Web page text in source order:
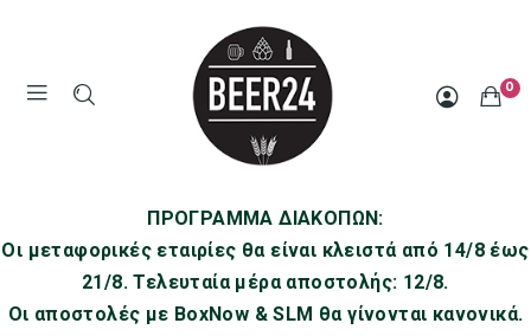
0
ΠΡΟΓΡΑΜΜΑ ΔΙΑΚΟΠΩΝ:
Οι μεταφορικές εταιρίες θα είναι κλειστά από 14/8 έως
21/8. Τελευταία μέρα αποστολής: 12/8.
Οι αποστολές με BoxNow & SLM θα γίνονται κανονικά.